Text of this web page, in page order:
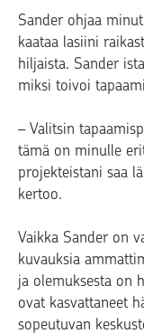
Sander ohjaa
kaataa lasiini
hiljaista. Sander
miksi toivoi
– Valitsin
tämä on minulle
projekteistani saa
kertoo.
Vaikka Sander on
kuvauksia
ja olemuksesta on
ovat kasvattaneet
sopeutuvan